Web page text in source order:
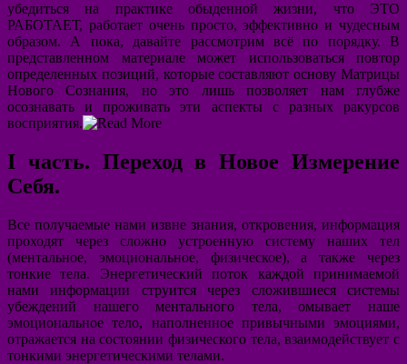
убедиться на практике обыденной жизни, что ЭТО
РАБОТАЕТ, работает очень просто, эффективно и чудесным
образом. А пока, давайте рассмотрим всё по порядку. В
представленном материале может использоваться повтор
определенных позиций, которые составляют основу Матрицы
Нового Сознания, но это лишь позволяет нам глубже
осознавать и проживать эти аспекты с разных ракурсов
восприятия.
I часть. Переход в Новое Измерение
Себя.
Все получаемые нами извне знания, откровения, информация
проходят через сложно устроенную систему наших тел
(ментальное, эмоциональное, физическое), а также через
тонкие тела. Энергетический поток каждой принимаемой
нами информации струится через сложившиеся системы
убеждений нашего ментального тела, омывает наше
эмоциональное тело, наполненное привычными эмоциями,
отражается на состоянии физического тела, взаимодействует с
тонкими энергетическими телами.